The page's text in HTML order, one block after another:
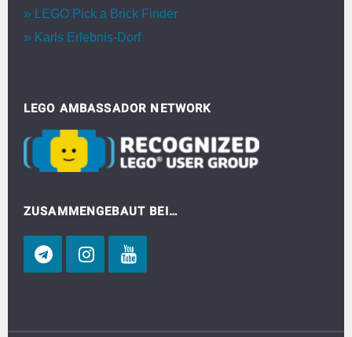
LEGO Pick a Brick Finder
Karls Erlebnis-Dorf
LEGO AMBASSADOR NETWORK
ZUSAMMENGEBAUT BEI…